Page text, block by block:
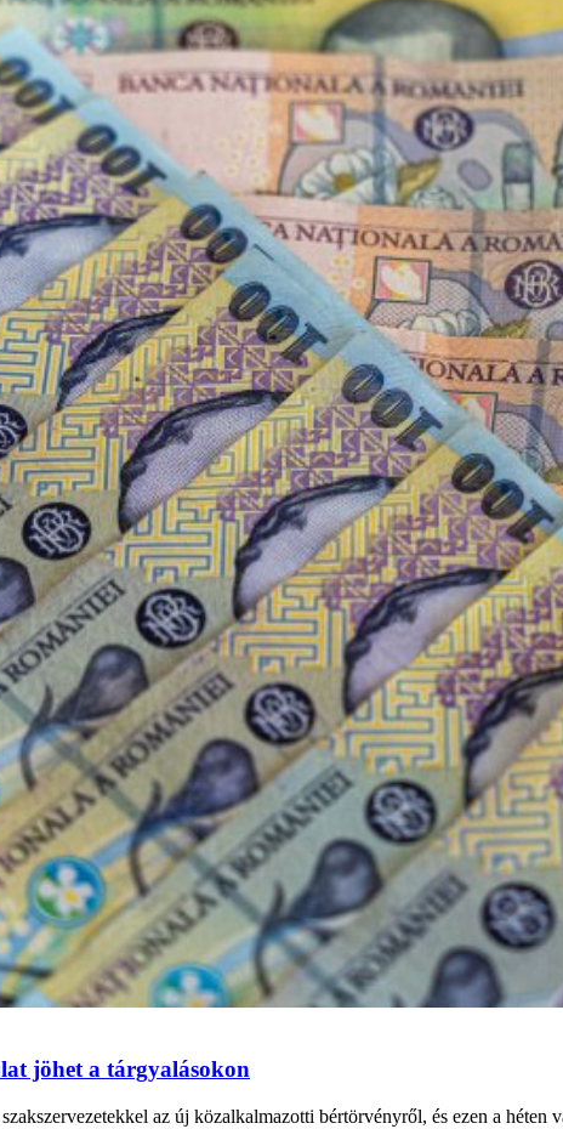
jöhet a tárgyalásokon
az új közalkalmazotti bértörvényről, és ezen a